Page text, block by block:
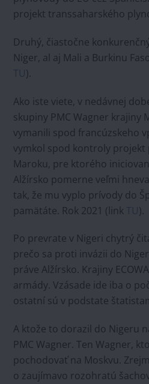
projekt transsaharského
Druhý, čiastočne
Niger, al aj Mali a Burkinu
TU).
Ako iste viete, v nedávnej
skupiny PMC Wagner krajiny
vymanili spod francúzskeho
vymkol spod kontroly projekt
Maroku, pre ktorého
Alžírsko pomerne veľmi
tak, že mu vyplo prívody do
pamätáte. Rok 2021 (linkTU).
Po prevrate v Nigeri chytrý
prečo sa proti invázii do
práve Alžírsko. Krajiny
armády. Vzásade ide iba o
ostatní sú v podstate
A ktože to dorazil do Nigeru
PMC Wagner. Ten Wagner,
pochodovať na Moskvu.
o zaujímavo rozohratú